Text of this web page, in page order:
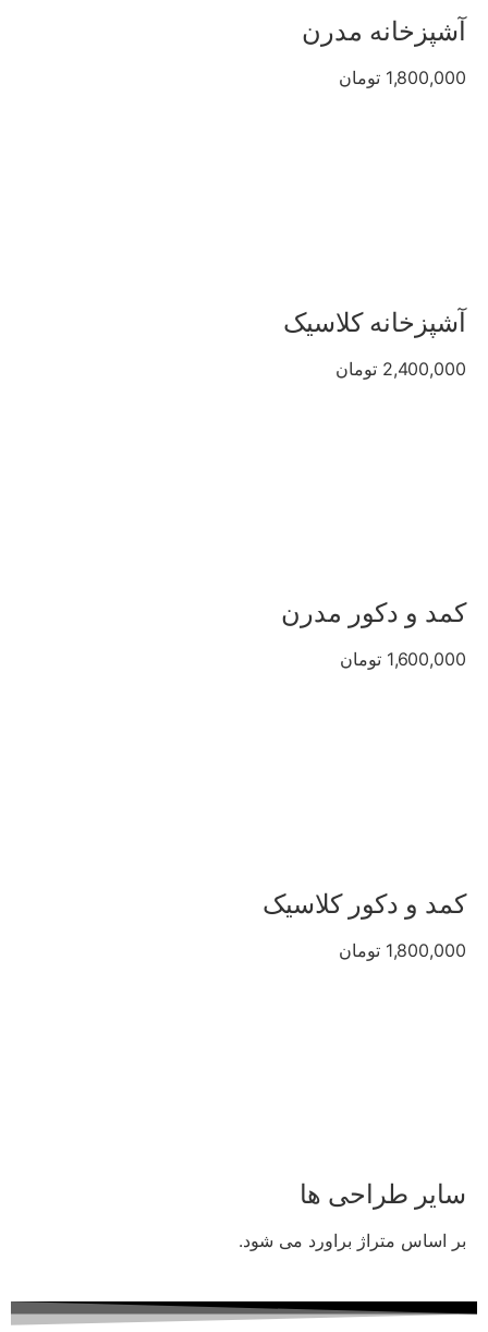
آشپزخانه مدرن
1,800,000 تومان
آشپزخانه کلاسیک
2,400,000 تومان
کمد و دکور مدرن
1,600,000 تومان
کمد و دکور کلاسیک
1,800,000 تومان
سایر طراحی ها
بر اساس متراژ براورد می شود.